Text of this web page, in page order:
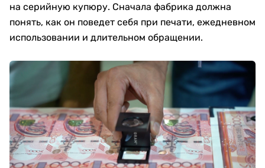
на серийную купюру. Сначала фабрика должна
понять, как он поведет себя при печати, ежедневном
использовании и длительном обращении.